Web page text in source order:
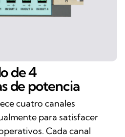
de 4
de potencia
cuatro canales
para satisfacer
Cada canal